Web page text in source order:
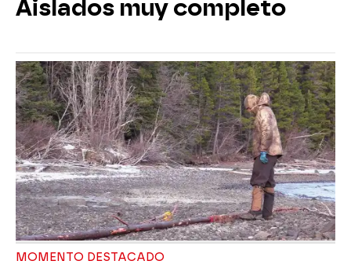
Aislados muy completo
MOMENTO DESTACADO